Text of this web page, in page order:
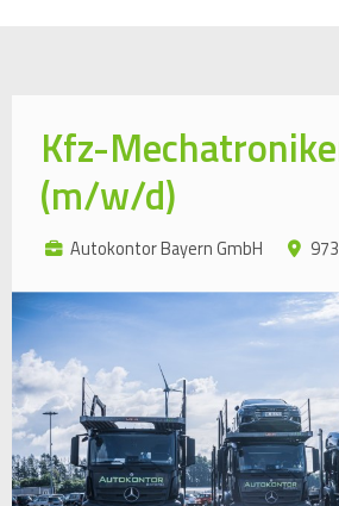
Kfz-
(m/w/d)
Autokontor Bayern GmbH